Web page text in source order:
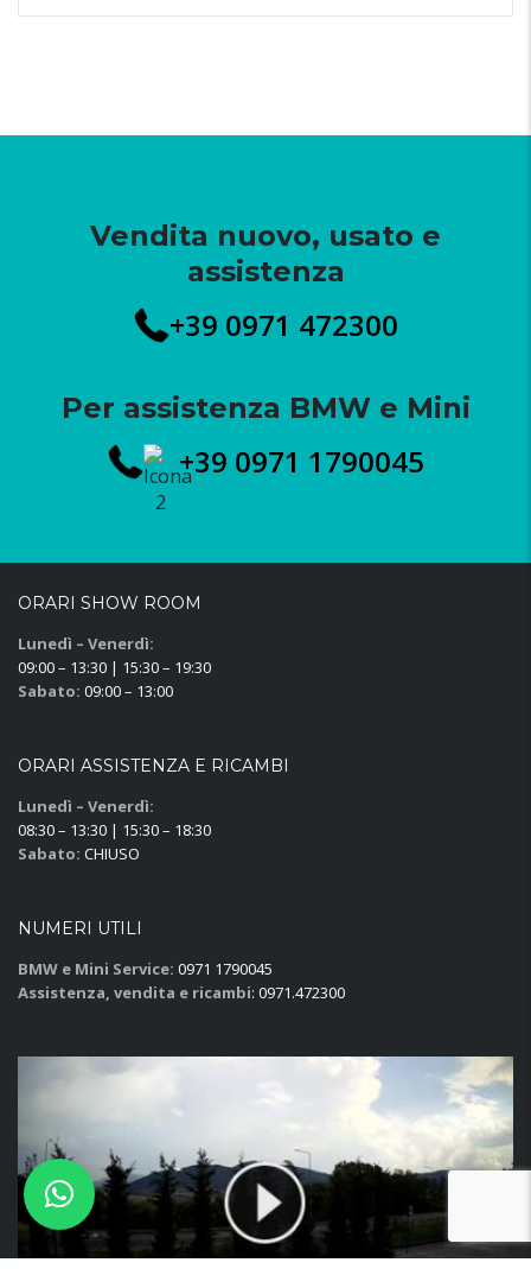
Vendita nuovo, usato e
assistenza
+39 0971 472300
Per assistenza BMW e Mini
+39 0971 1790045
ORARI SHOW ROOM
Lunedì – Venerdì:
09:00 – 13:30 | 15:30 – 19:30
Sabato: 09:00 – 13:00
ORARI ASSISTENZA E RICAMBI
Lunedì – Venerdì:
08:30 – 13:30 | 15:30 – 18:30
Sabato: CHIUSO
NUMERI UTILI
BMW e Mini Service: 0971 1790045
Assistenza, vendita e ricambi: 0971.472300